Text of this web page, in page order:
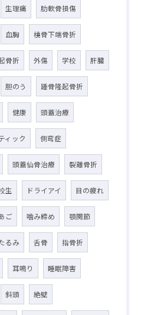
生理痛 肋軟骨損傷
血胸 橈骨下端骨折
骨折 外傷 学校 肝臓
胆のう 踵骨隆起骨折
健康 頭蓋治療
ィック 側弯症
頭蓋仙骨治療 裂離骨折
生 ドライアイ 目の疲れ
ご 噛み締め 顎関節
るみ 舌骨 指骨折
耳鳴り 睡眠障害
斜頭 絶壁